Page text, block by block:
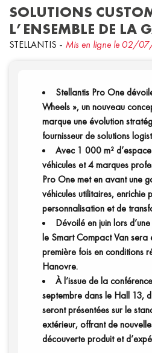
SOLUTIONS
L’ENSEMBLE DE LA
STELLANTIS - Mis en ligne le 02/
Stellantis Pro One
Wheels », un nouveau
marque une évolution
fournisseur de solutions
Avec 1 000 m²
véhicules et 4 marques
Pro One met en avant une
véhicules utilitaires, enrichie
personnalisation et de
Dévoilé en juin lors
le Smart Compact Van
première fois en conditions
Hanovre.
À l’issue de la
septembre dans le Hall 13,
seront présentées sur le
extérieur, offrant de
découverte produit et